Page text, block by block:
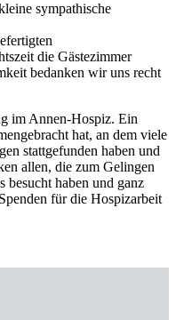
sympathische
die Gästezimmer
bedanken wir uns recht
im Annen-Hospiz. Ein
hat, an dem viele
stattgefunden haben und
allen, die zum Gelingen
besucht haben und ganz
für die Hospizarbeit